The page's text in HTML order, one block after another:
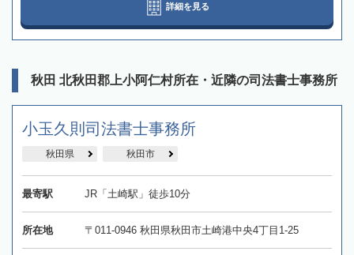
詳細を見る
秋田 北秋田郡上小阿仁村所在・近隣の司法書士事務所
小玉久則司法書士事務所
秋田県 秋田市
最寄駅 JR「土崎駅」徒歩10分
所在地 〒011-0946 秋田県秋田市土崎港中央4丁目1-25